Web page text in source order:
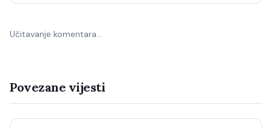
Učitavanje komentara…
Povezane vijesti